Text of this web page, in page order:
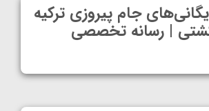
جام پیروزی ترکیه
| رسانه تخصصی